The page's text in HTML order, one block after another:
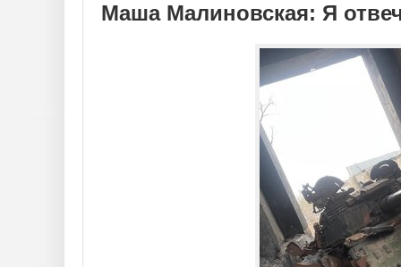
Маша Малиновская: Я